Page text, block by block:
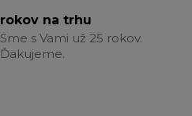
rokov na trhu
Sme s Vami už 25 rokov.
Ďakujeme.